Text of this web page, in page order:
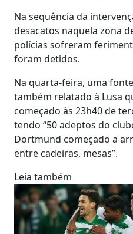
Na sequência da
desacatos naquela zona
polícias sofreram
foram detidos.
Na quarta-feira, uma
também relatado à Lusa
começado às 23h40 de
tendo “50 adeptos do
Dortmund começado a
entre cadeiras, mesas”.
Leia também